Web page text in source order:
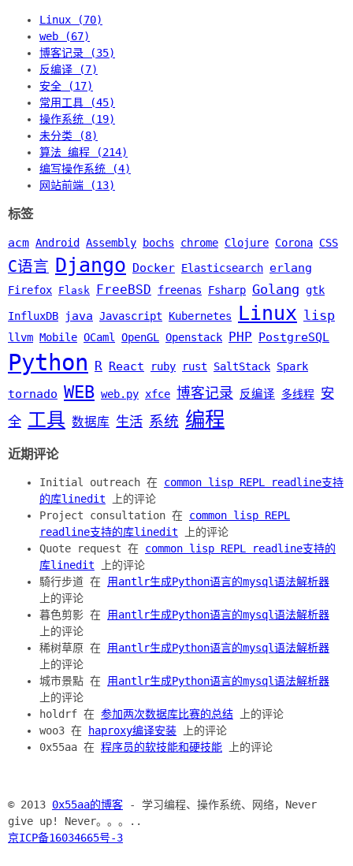
Linux (70)
web (67)
博客记录 (35)
反编译 (7)
安全 (17)
常用工具 (45)
操作系统 (19)
未分类 (8)
算法 编程 (214)
编写操作系统 (4)
网站前端 (13)
标签
acm Android Assembly bochs chrome Clojure Corona CSS
C语言 Django Docker Elasticsearch erlang
Firefox Flask FreeBSD freenas Fsharp Golang gtk
InfluxDB java Javascript Kubernetes Linux lisp
llvm Mobile OCaml OpenGL Openstack PHP PostgreSQL
Python R React ruby rust SaltStack Spark
tornado WEB web.py xfce 博客记录 反编译 多线程 安
全 工具 数据库 生活 系统 编程
近期评论
Initial outreach 在 common lisp REPL readline支持
的库linedit 上的评论
Project consultation 在 common lisp REPL
readline支持的库linedit 上的评论
Quote request 在 common lisp REPL readline支持的
库linedit 上的评论
騎行步道 在 用antlr生成Python语言的mysql语法解析器
上的评论
暮色剪影 在 用antlr生成Python语言的mysql语法解析器
上的评论
稀树草原 在 用antlr生成Python语言的mysql语法解析器
上的评论
城市景點 在 用antlr生成Python语言的mysql语法解析器
上的评论
holdrf 在 参加两次数据库比赛的总结 上的评论
woo3 在
haproxy编译安装 上的评论
0x55aa 在 程序员的软技能和硬技能 上的评论
© 2013 0x55aa的博客 - 学习编程、操作系统、网络，Never
give up! Never。。。..
京ICP备16034665号-3